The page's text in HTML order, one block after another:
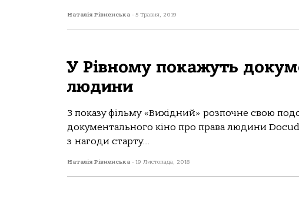
Наталія Рівненська - 5 Травня, 2019
У Рівному покажуть
людини
З показу фільму «Вихідний» розпочне свою
документального кіно про права людини
з нагоди старту...
Наталія Рівненська - 19 Листопада, 2018